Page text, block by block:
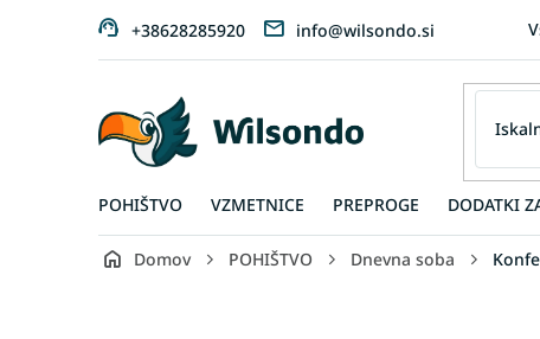
+38628285920 info@wilsondo.si
POHIŠTVO VZMETNICE PREPROGE DODATKI
Domov POHIŠTVO Dnevna soba